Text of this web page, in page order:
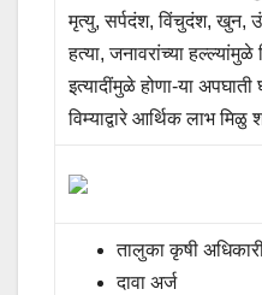
मृत्यु, सर्पदंश, विंचुदंश, खुन,
हत्या, जनावरांच्या
इत्यादींमुळे होणा-या
विम्याद्वारे आर्थिक लाभ मिळु
तालुका कृषी
दावा अर्ज